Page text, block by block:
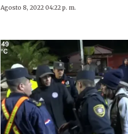
Agosto 8, 2022 04:22 p. m.